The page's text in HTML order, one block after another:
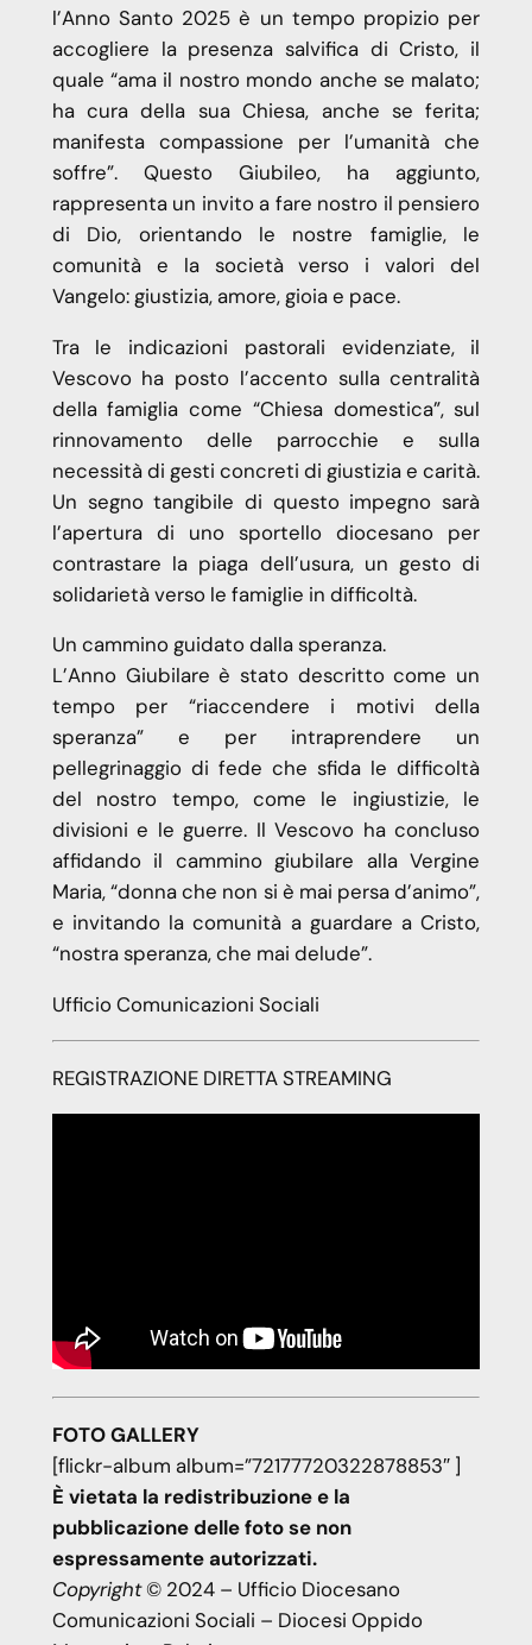
l’Anno Santo 2025 è un tempo propizio per
accogliere la presenza salvifica di Cristo, il
quale “ama il nostro mondo anche se malato;
ha cura della sua Chiesa, anche se ferita;
manifesta compassione per l’umanità che
soffre”. Questo Giubileo, ha aggiunto,
rappresenta un invito a fare nostro il pensiero
di Dio, orientando le nostre famiglie, le
comunità e la società verso i valori del
Vangelo: giustizia, amore, gioia e pace.
Tra le indicazioni pastorali evidenziate, il
Vescovo ha posto l’accento sulla centralità
della famiglia come “Chiesa domestica”, sul
rinnovamento delle parrocchie e sulla
necessità di gesti concreti di giustizia e carità.
Un segno tangibile di questo impegno sarà
l’apertura di uno sportello diocesano per
contrastare la piaga dell’usura, un gesto di
solidarietà verso le famiglie in difficoltà.
Un cammino guidato dalla speranza.
L’Anno Giubilare è stato descritto come un
tempo per “riaccendere i motivi della
speranza” e per intraprendere un
pellegrinaggio di fede che sfida le difficoltà
del nostro tempo, come le ingiustizie, le
divisioni e le guerre. Il Vescovo ha concluso
affidando il cammino giubilare alla Vergine
Maria, “donna che non si è mai persa d’animo”,
e invitando la comunità a guardare a Cristo,
“nostra speranza, che mai delude”.
Ufficio Comunicazioni Sociali
REGISTRAZIONE DIRETTA STREAMING
FOTO GALLERY
[flickr-album album=”72177720322878853″ ]
È vietata la redistribuzione e la
pubblicazione delle foto se non
espressamente autorizzati.
Copyright© 2024 – Ufficio Diocesano
Comunicazioni Sociali – Diocesi Oppido